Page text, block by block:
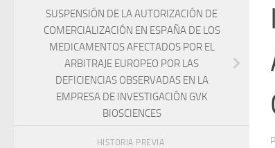
SUSPENSIÓN DE LA AUTORIZACIÓN DE
COMERCIALIZACIÓN EN ESPAÑA DE LOS
MEDICAMENTOS AFECTADOS POR EL
ARBITRAJE EUROPEO POR LAS
DEFICIENCIAS OBSERVADAS EN LA
EMPRESA DE INVESTIGACIÓN GVK
BIOSCIENCES
HISTORIA PREVIA